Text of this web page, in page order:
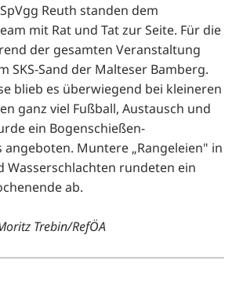
Reuth standen dem
mit Rat und Tat zur Seite. Für die
der gesamten Veranstaltung
SKS-Sand der Malteser Bamberg.
blieb es überwiegend bei kleineren
ganz viel Fußball, Austausch und
ein Bogenschießen-
Muntere „Rangeleien" in
Wasserschlachten rundeten ein
ab.
Trebin/RefÖA